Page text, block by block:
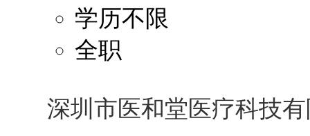
解决户口 事业编制
员工旅游
学历不限
全职
深圳市医和堂医疗科技